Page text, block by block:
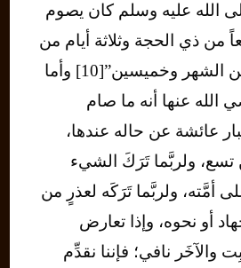
الله عليه وسلم كان يصوم
من ذي الحجة وثلاثة أيام من
الشهر أول اثنين من الشهر وخميسين”[10] وأما
عنها أنه ما صام
عائشة عن حاله عندها،
تسع، ولربَّما تَرَكَ الشيء
ولربَّما تَرَكَه لعذرٍ من
أو نحوه، وإذا تعارض
والآخَر نافي؛ فإننا نقدِّم